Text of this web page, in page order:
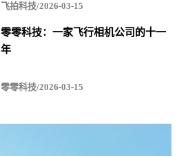
飞拍科技/2026-03-15
零零科技：一家飞行相机公司的十一
年
零零科技/2026-03-15